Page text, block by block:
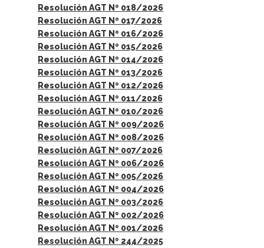
Resolución AGT Nº 018/2026
Resolución AGT Nº 017/2026
Resolución AGT Nº 016/2026
Resolución AGT Nº 015/2026
Resolución AGT Nº 014/2026
Resolución AGT Nº 013/2026
Resolución AGT Nº 012/2026
Resolución AGT Nº 011/2026
Resolución AGT Nº 010/2026
Resolución AGT Nº 009/2026
Resolución AGT Nº 008/2026
Resolución AGT Nº 007/2026
Resolución AGT Nº 006/2026
Resolución AGT Nº 005/2026
Resolución AGT Nº 004/2026
Resolución AGT Nº 003/2026
Resolución AGT Nº 002/2026
Resolución AGT Nº 001/2026
Resolución AGT Nº 244/2025